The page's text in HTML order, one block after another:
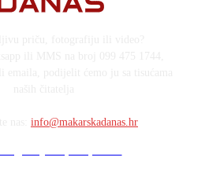
info@makarskadanas.hr